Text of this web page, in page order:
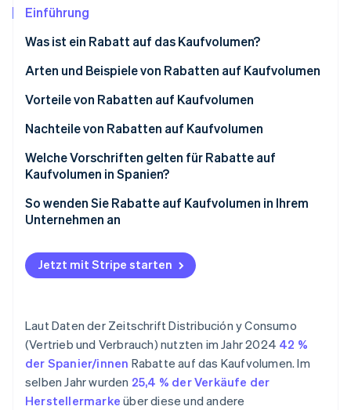
Start-up-Gründung
Climate
CO₂-Entnahme
Identity
Stripe-Sessions 2026
Partner
Einführung
Was ist ein Rabatt auf das Kaufvolumen?
Arten und Beispiele von Rabatten auf Kaufvolumen
Vorteile von Rabatten auf Kaufvolumen
Nachteile von Rabatten auf Kaufvolumen
Welche Vorschriften gelten für Rabatte auf
Kaufvolumen in Spanien?
So wenden Sie Rabatte auf Kaufvolumen in Ihrem
Unternehmen an
Jetzt mit Stripe starten
Laut Daten der ZeitschriftDistribución y Consumo
(Vertrieb und Verbrauch) nutzten im Jahr 2024 42 %
der Spanier/innen Rabatte auf das Kaufvolumen. Im
selben Jahr wurden 25,4 % der Verkäufe der
Herstellermarke über diese und andere